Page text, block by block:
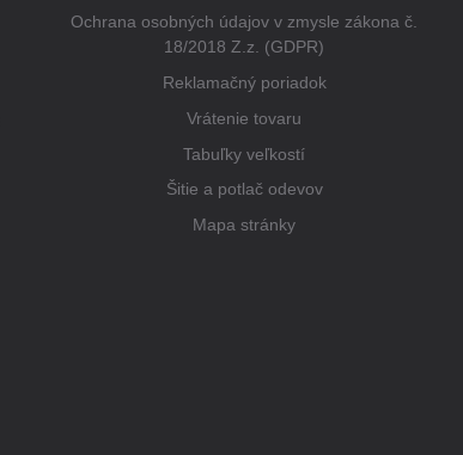
Ochrana osobných údajov v zmysle zákona č.
18/2018 Z.z. (GDPR)
Reklamačný poriadok
Vrátenie tovaru
Tabuľky veľkostí
Šitie a potlač odevov
Mapa stránky